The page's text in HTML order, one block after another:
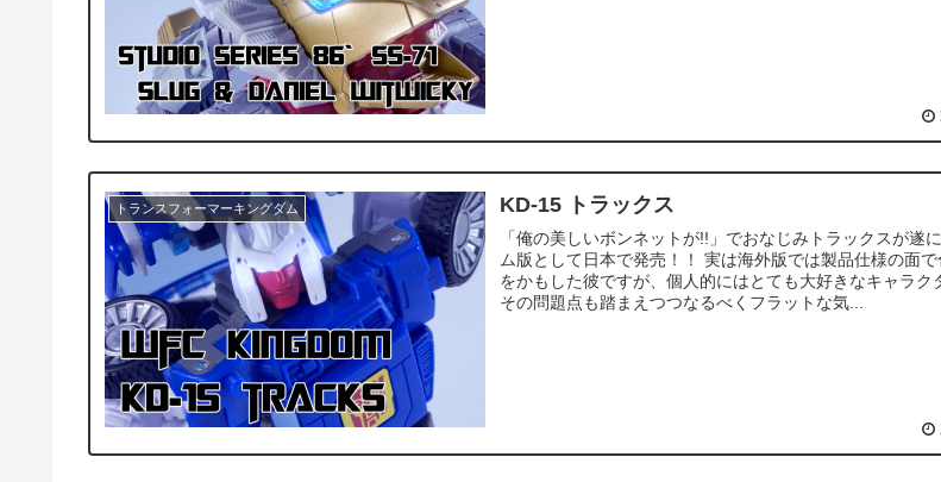
トランスフォーマーキングダム KD-15 トラックス
「俺の美しいボンネットが!!」でおなじみトラックスが遂
ム版として日本で発売！！ 実は海外版では製品仕様の面
をかもした彼ですが、個人的にはとても大好きなキャラク
その問題点も踏まえつつなるべくフラットな気...